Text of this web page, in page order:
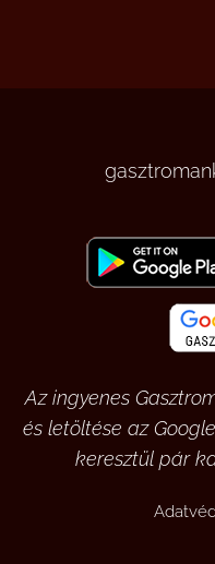
Az ingyenes
és letöltése az
keresztül pár